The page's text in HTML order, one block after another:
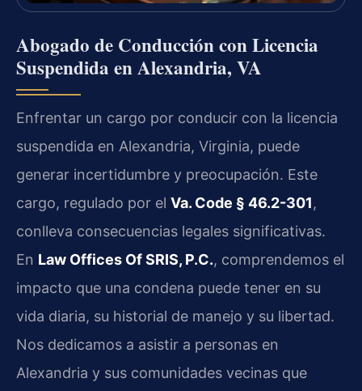
Abogado de Conducción con Licencia
Suspendida en Alexandria, VA
Enfrentar un cargo por conducir con la licencia
suspendida en Alexandria, Virginia, puede
generar incertidumbre y preocupación. Este
cargo, regulado por el Va. Code § 46.2-301,
conlleva consecuencias legales significativas.
En Law Offices Of SRIS, P.C., comprendemos el
impacto que una condena puede tener en su
vida diaria, su historial de manejo y su libertad.
Nos dedicamos a asistir a personas en
Alexandria y sus comunidades vecinas que